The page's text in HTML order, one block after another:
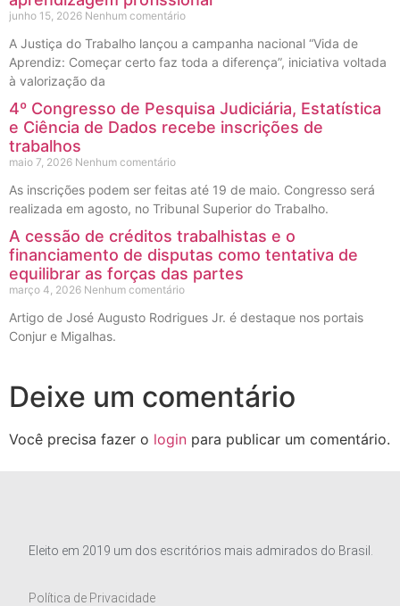
junho 15, 2026 Nenhum comentário
A Justiça do Trabalho lançou a campanha nacional “Vida de
Aprendiz: Começar certo faz toda a diferença”, iniciativa voltada
à valorização da
4º Congresso de Pesquisa Judiciária, Estatística
e Ciência de Dados recebe inscrições de
trabalhos
maio 7, 2026 Nenhum comentário
As inscrições podem ser feitas até 19 de maio. Congresso será
realizada em agosto, no Tribunal Superior do Trabalho.
A cessão de créditos trabalhistas e o
financiamento de disputas como tentativa de
equilibrar as forças das partes
março 4, 2026 Nenhum comentário
Artigo de José Augusto Rodrigues Jr. é destaque nos portais
Conjur e Migalhas.
Deixe um comentário
Você precisa fazer o login para publicar um comentário.
Eleito em 2019 um dos escritórios mais admirados do Brasil.
Política de Privacidade